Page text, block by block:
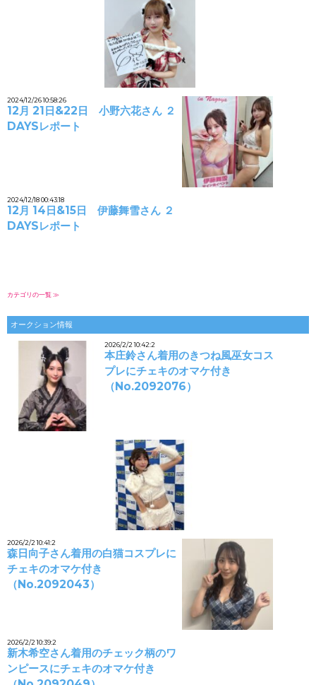
2024/12/26 10:58:26
12月 21日&22日 小野六花さん ２
DAYSレポート
2024/12/18 00:43:18
12月 14日&15日 伊藤舞雪さん ２
DAYSレポート
カテゴリの一覧 ≫
オークション情報
2026/2/2 10:42:2
本庄鈴さん着用のきつね風巫女コス
プレにチェキのオマケ付き
（No.2092076）
2026/2/2 10:41:2
森日向子さん着用の白猫コスプレに
チェキのオマケ付き
（No.2092043）
2026/2/2 10:39:2
新木希空さん着用のチェック柄のワ
ンピースにチェキのオマケ付き